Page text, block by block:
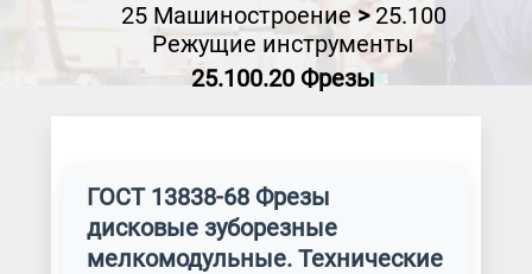
25 Машиностроение>25.100
Режущие инструменты
25.100.20 Фрезы
ГОСТ 13838-68 Фрезы
дисковые зуборезные
мелкомодульные. Технические